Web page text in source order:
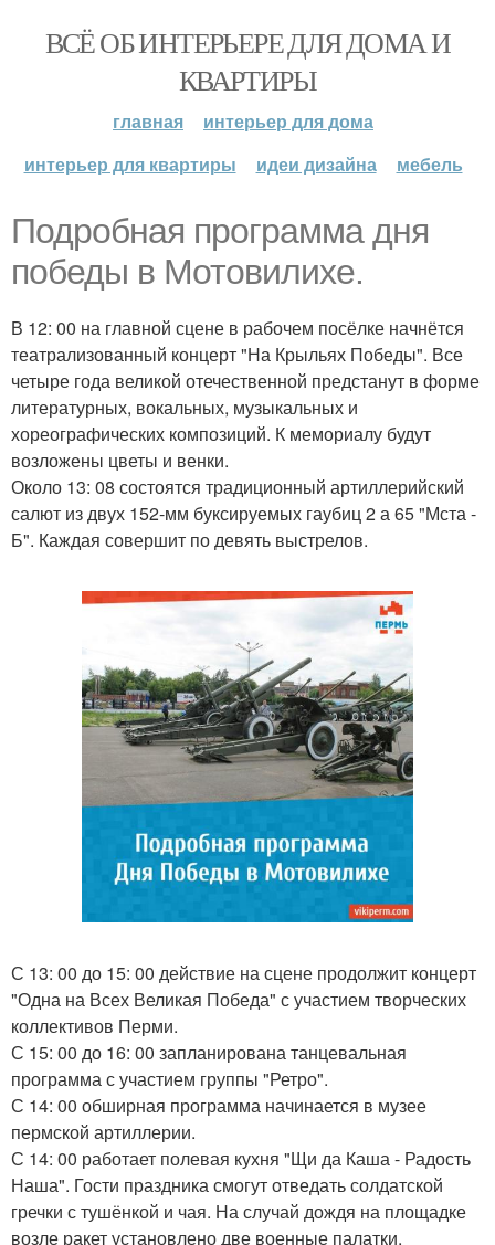
ВСЁ ОБ ИНТЕРЬЕРЕ ДЛЯ ДОМА И
КВАРТИРЫ
главная
интерьер для дома
интерьер для квартиры
идеи дизайна мебель
Подробная программа дня
победы в Мотовилихе.
В 12: 00 на главной сцене в рабочем посёлке начнётся
театрализованный концерт "На Крыльях Победы". Все
четыре года великой отечественной предстанут в форме
литературных, вокальных, музыкальных и
хореографических композиций. К мемориалу будут
возложены цветы и венки.
Около 13: 08 состоятся традиционный артиллерийский
салют из двух 152-мм буксируемых гаубиц 2 а 65 "Мста -
Б". Каждая совершит по девять выстрелов.
С 13: 00 до 15: 00 действие на сцене продолжит концерт
"Одна на Всех Великая Победа" с участием творческих
коллективов Перми.
С 15: 00 до 16: 00 запланирована танцевальная
программа с участием группы "Ретро".
С 14: 00 обширная программа начинается в музее
пермской артиллерии.
С 14: 00 работает полевая кухня "Щи да Каша - Радость
Наша". Гости праздника смогут отведать солдатской
гречки с тушёнкой и чая. На случай дождя на площадке
возле ракет установлено две военные палатки.